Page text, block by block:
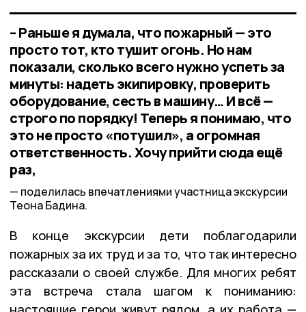
– Раньше я думала, что пожарный — это
просто тот, кто тушит огонь. Но нам
показали, сколько всего нужно успеть за
минуты: надеть экипировку, проверить
оборудование, сесть в машину… И всё —
строго по порядку! Теперь я понимаю, что
это не просто «потушил», а огромная
ответственность. Хочу прийти сюда ещё
раз,
поделилась впечатлениями участница экскурсии
Теона Бадина.
В конце экскурсии дети поблагодарили
пожарных за их труд и за то, что так интересно
рассказали о своей службе. Для многих ребят
эта встреча стала шагом к пониманию: